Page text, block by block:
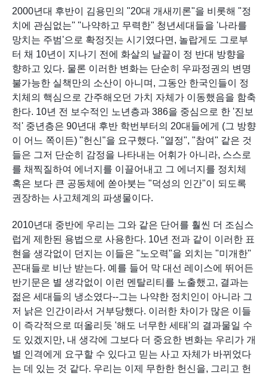
2000년대 후반이 김용민의 "20대 개새끼론"을 비롯해 "정
치에 관심없는" "나약하고 무력한" 청년세대들을 '나라를
망치는 주범'으로 확정짓는 시기였다면, 놀랍게도 그로부
터 채 10년이 지나기 전에 화살의 날끝이 정 반대 방향을
향하고 있다. 물론 이러한 변화는 단순히 우파정권의 변명
불가능한 실책만의 소산이 아니며, 그동안 한국인들이 정
치체의 핵심으로 간주해오던 가치 자체가 이동했음을 함축
한다. 10년 전 보수적인 노년층과 386을 중심으로 한 '진보
적' 중년층은 90년대 후반 학번부터의 20대들에게 (그 방향
이 어느 쪽이든) "헌신"을 요구했다. "열정", "참여" 같은 것
들은 그저 단순히 감정을 나타내는 어휘가 아니라, 스스로
를 채찍질하여 에너지를 이끌어내고 그 에너지를 정치체
혹은 보다 큰 공동체에 쏟아붓는 "덕성의 인간"이 되도록
권장하는 사고체계의 파생물이다.
2010년대 중반에 우리는 그와 같은 단어를 훨씬 더 조심스
럽게 제한된 용법으로 사용한다. 10년 전과 같이 이러한 표
현을 생각없이 던지는 이들은 "노오력"을 외치는 "미개한"
꼰대들로 비난 받는다. 예를 들어 막 대선 레이스에 뛰어든
반기문은 별 생각없이 이런 멘탈리티를 노출했고, 결과는
젊은 세대들의 냉소였다--그는 나약한 정치인이 아니라 그
저 낡은 인간이라서 거부당했다. 이러한 차이가 많은 이들
이 즉각적으로 떠올리듯 '해도 너무한 세태'의 결과물일 수
도 있겠지만, 내 생각에 그보다 더 중요한 변화는 우리가 개
별 인격에게 요구할 수 있다고 믿는 사고 자체가 바뀌었다
는 데 있는 것 같다. 우리는 이제 무한한 헌신을, 그리고 헌